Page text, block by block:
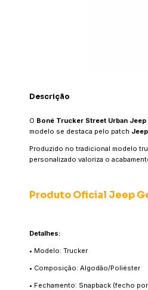
Descrição
O Boné Trucker Street Urban Jeep
modelo se destaca pelo patch Jeep
Produzido no tradicional modelo
personalizado valoriza o
Produto Oficial Jeep
Detalhes:
• Modelo: Trucker
• Composição: Algodão/Poliéster
• Fechamento: Snapback (fecho